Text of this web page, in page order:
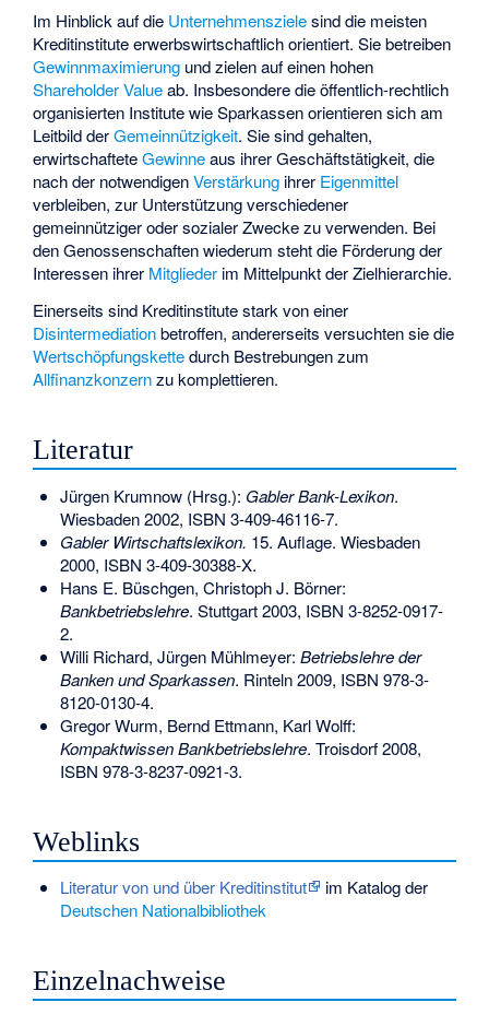
Im Hinblick auf die Unternehmenszielesind die meisten
Kreditinstitute erwerbswirtschaftlich orientiert. Sie betreiben
Gewinnmaximierung und zielen auf einen hohen
Shareholder Valueab. Insbesondere die öffentlich-rechtlich
organisierten Institute wie Sparkassen orientieren sich am
Leitbild derGemeinnützigkeit. Sie sind gehalten,
erwirtschafteteGewinneaus ihrer Geschäftstätigkeit, die
nach der notwendigenVerstärkung ihrer Eigenmittel
verbleiben, zur Unterstützung verschiedener
gemeinnütziger oder sozialer Zwecke zu verwenden. Bei
den Genossenschaften wiederum steht die Förderung der
Interessen ihrer Mitglieder im Mittelpunkt der Zielhierarchie.
Einerseits sind Kreditinstitute stark von einer
Disintermediationbetroffen, andererseits versuchten sie die
Wertschöpfungskettedurch Bestrebungen zum
Allfinanzkonzernzu komplettieren.
Literatur
Jürgen Krumnow (Hrsg.): Gabler Bank-Lexikon.
Wiesbaden 2002, ISBN 3-409-46116-7.
Gabler Wirtschaftslexikon. 15. Auflage. Wiesbaden
2000, ISBN 3-409-30388-X.
Hans E. Büschgen, Christoph J. Börner:
Bankbetriebslehre. Stuttgart 2003, ISBN 3-8252-0917-
2.
Willi Richard, Jürgen Mühlmeyer: Betriebslehre der
Banken und Sparkassen. Rinteln 2009, ISBN 978-3-
8120-0130-4.
Gregor Wurm, Bernd Ettmann, Karl Wolff:
Kompaktwissen Bankbetriebslehre. Troisdorf 2008,
ISBN 978-3-8237-0921-3.
Weblinks
Literatur von und über Kreditinstitut
im Katalog der
Deutschen Nationalbibliothek
Einzelnachweise